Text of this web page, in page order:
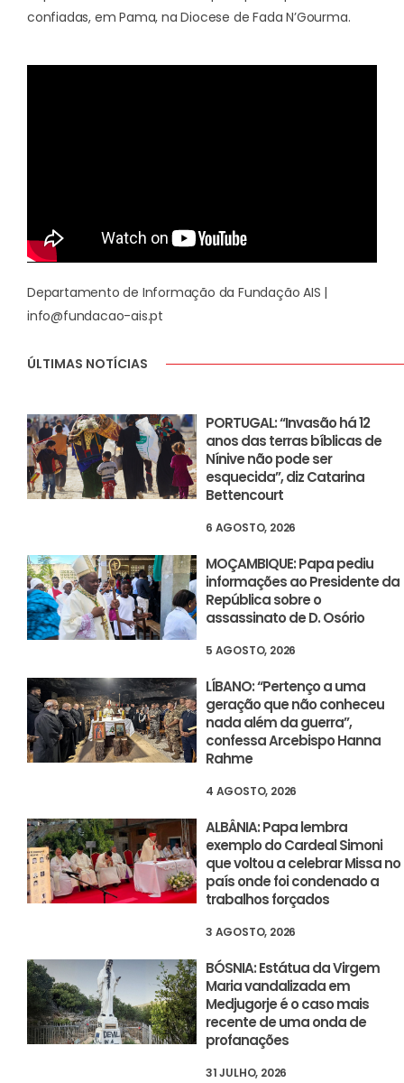
confiadas, em Pama, na Diocese de Fada N’Gourma.
Departamento de Informação da Fundação AIS |
info@fundacao-ais.pt
ÚLTIMAS NOTÍCIAS
PORTUGAL: “Invasão há 12
anos das terras bíblicas de
Nínive não pode ser
esquecida”, diz Catarina
Bettencourt
6 AGOSTO, 2026
MOÇAMBIQUE: Papa pediu
informações ao Presidente da
República sobre o
assassinato de D. Osório
5 AGOSTO, 2026
LÍBANO: “Pertenço a uma
geração que não conheceu
nada além da guerra”,
confessa Arcebispo Hanna
Rahme
4 AGOSTO, 2026
ALBÂNIA: Papa lembra
exemplo do Cardeal Simoni
que voltou a celebrar Missa no
país onde foi condenado a
trabalhos forçados
3 AGOSTO, 2026
BÓSNIA: Estátua da Virgem
Maria vandalizada em
Medjugorje é o caso mais
recente de uma onda de
profanações
31 JULHO, 2026